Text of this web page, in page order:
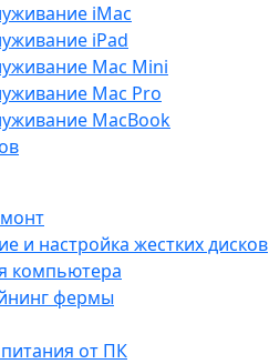
iMac
iPad
Mac Mini
Mac Pro
MacBook
и настройка жестких дисков
компьютера
фермы
от ПК